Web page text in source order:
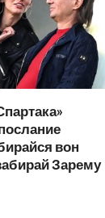
вон
Зарему